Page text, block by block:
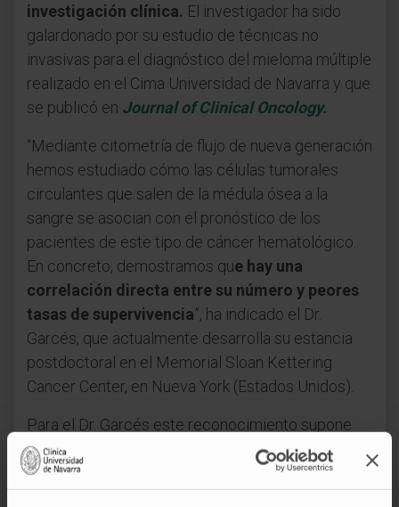
investigación clínica. El investigador ha sido
galardonado por su estudio de técnicas no
invasivas para el diagnóstico del mieloma múltiple
realizado en el Cima Universidad de Navarra y que
se publicó en Journal of Clinical Oncology.
“Mediante citometría de flujo de nueva generación
hemos estudiado cómo las células tumorales
circulantes que salen de la médula ósea a la
sangre se asocian con el pronóstico de los
pacientes de este tipo de cáncer hematológico.
En concreto, demostramos que hay una
correlación directa entre su número y peores
tasas de supervivencia”, ha indicado el Dr.
Garcés, que actualmente desarrolla su estancia
postdoctoral en el Memorial Sloan Kettering
Cancer Center, en Nueva York (Estados Unidos).
Para el Dr. Garcés este reconocimiento supone
“un incentivo para seguir trabajando al servicio del
paciente y el broche de oro al trabajo de mucha